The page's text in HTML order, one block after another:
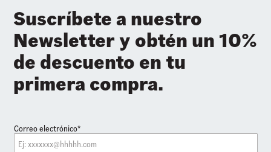
Suscríbete a nuestro
Newsletter y obtén un 10%
de descuento en tu
primera compra.
Correo electrónico*